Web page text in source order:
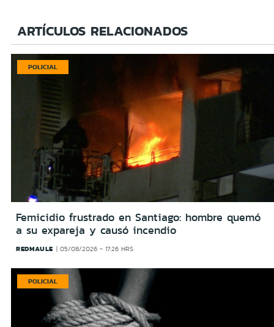
ARTÍCULOS RELACIONADOS
POLICIAL
Femicidio frustrado en Santiago: hombre quemó
a su expareja y causó incendio
REDMAULE 05/08/2026 - 17:26 HRS
POLICIAL